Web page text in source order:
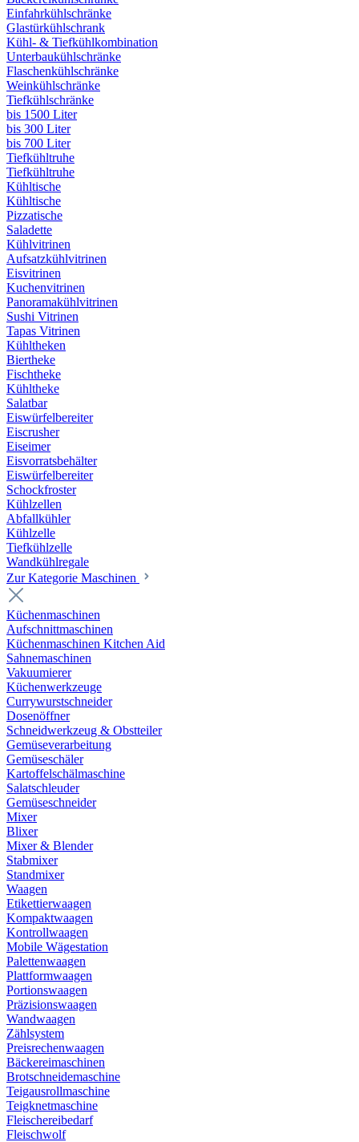
Einfahrkühlschränke
Glastürkühlschrank
Kühl- & Tiefkühlkombination
Unterbaukühlschränke
Flaschenkühlschränke
Weinkühlschränke
Tiefkühlschränke
bis 1500 Liter
bis 300 Liter
bis 700 Liter
Tiefkühltruhe
Tiefkühltruhe
Kühltische
Kühltische
Pizzatische
Saladette
Kühlvitrinen
Aufsatzkühlvitrinen
Eisvitrinen
Kuchenvitrinen
Panoramakühlvitrinen
Sushi Vitrinen
Tapas Vitrinen
Kühltheken
Biertheke
Fischtheke
Kühltheke
Salatbar
Eiswürfelbereiter
Eiscrusher
Eiseimer
Eisvorratsbehälter
Eiswürfelbereiter
Schockfroster
Kühlzellen
Abfallkühler
Kühlzelle
Tiefkühlzelle
Wandkühlregale
Zur Kategorie Maschinen
Küchenmaschinen
Aufschnittmaschinen
Küchenmaschinen Kitchen Aid
Sahnemaschinen
Vakuumierer
Küchenwerkzeuge
Currywurstschneider
Dosenöffner
Schneidwerkzeug & Obstteiler
Gemüseverarbeitung
Gemüseschäler
Kartoffelschälmaschine
Salatschleuder
Gemüseschneider
Mixer
Blixer
Mixer & Blender
Stabmixer
Standmixer
Waagen
Etikettierwaagen
Kompaktwaagen
Kontrollwaagen
Mobile Wägestation
Palettenwaagen
Plattformwaagen
Portionswaagen
Präzisionswaagen
Wandwaagen
Zählsystem
Preisrechenwaagen
Bäckereimaschinen
Brotschneidemaschine
Teigausrollmaschine
Teigknetmaschine
Fleischereibedarf
Fleischwolf